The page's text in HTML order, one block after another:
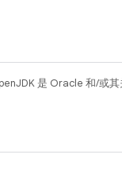
是 Oracle 和/或其